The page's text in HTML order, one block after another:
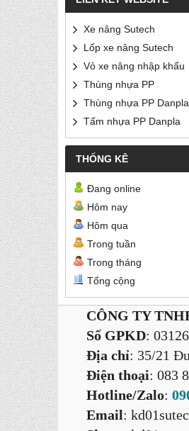
Xe nâng Sutech
Lốp xe nâng Sutech
Vỏ xe nâng nhập khẩu
Thùng nhựa PP
Thùng nhựa PP Danpla
Tấm nhựa PP Danpla
THỐNG KÊ
Đang online
Hôm nay
Hôm qua
Trong tuần
Trong tháng
Tổng cộng
CÔNG TY
Số GPKD:
Địa chỉ: 35/21
Điện thoại: 083
Hotline/Zalo:
Email: